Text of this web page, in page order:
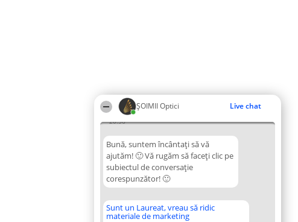
ȘOIMII Optici Live chat
20:56
Bună, suntem încântați să vă
ajutăm! 🙂 Vă rugăm să faceți clic pe
subiectul de conversație
corespunzător! 🙂
Sunt un Laureat, vreau să ridic
materiale de marketing